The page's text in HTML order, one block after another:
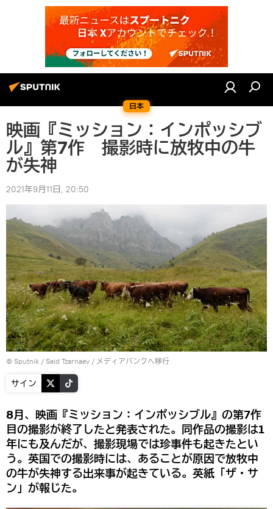
日本
映画『ミッション：インポッシブ
ル』第7作 撮影時に放牧中の牛
が失神
2021年9月11日, 20:50
© Sputnik / Said Tzarnaev / メディアバンクへ移行
サイン
8月、映画『ミッション：インポッシブル』の第7作
目の撮影が終了したと発表された。同作品の撮影は1
年にも及んだが、撮影現場では珍事件も起きたとい
う。英国での撮影時には、あることが原因で放牧中
の牛が失神する出来事が起きている。英紙「ザ・サ
ン」が報じた。